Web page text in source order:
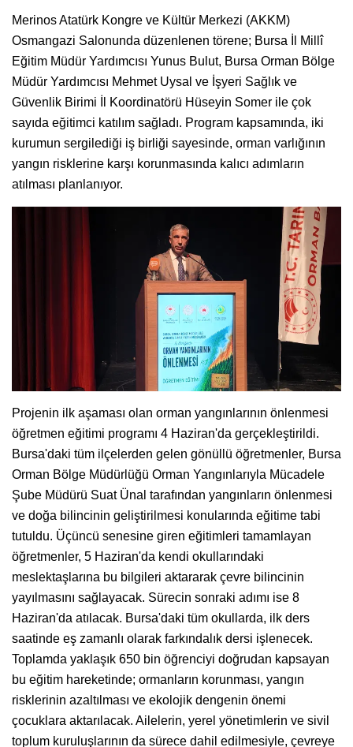
Merinos Atatürk Kongre ve Kültür Merkezi (AKKM)
Osmangazi Salonunda düzenlenen törene; Bursa İl Millî
Eğitim Müdür Yardımcısı Yunus Bulut, Bursa Orman Bölge
Müdür Yardımcısı Mehmet Uysal ve İşyeri Sağlık ve
Güvenlik Birimi İl Koordinatörü Hüseyin Somer ile çok
sayıda eğitimci katılım sağladı. Program kapsamında, iki
kurumun sergilediği iş birliği sayesinde, orman varlığının
yangın risklerine karşı korunmasında kalıcı adımların
atılması planlanıyor.
Projenin ilk aşaması olan orman yangınlarının önlenmesi
öğretmen eğitimi programı 4 Haziran'da gerçekleştirildi.
Bursa'daki tüm ilçelerden gelen gönüllü öğretmenler, Bursa
Orman Bölge Müdürlüğü Orman Yangınlarıyla Mücadele
Şube Müdürü Suat Ünal tarafından yangınların önlenmesi
ve doğa bilincinin geliştirilmesi konularında eğitime tabi
tutuldu. Üçüncü senesine giren eğitimleri tamamlayan
öğretmenler, 5 Haziran'da kendi okullarındaki
meslektaşlarına bu bilgileri aktararak çevre bilincinin
yayılmasını sağlayacak. Sürecin sonraki adımı ise 8
Haziran'da atılacak. Bursa'daki tüm okullarda, ilk ders
saatinde eş zamanlı olarak farkındalık dersi işlenecek.
Toplamda yaklaşık 650 bin öğrenciyi doğrudan kapsayan
bu eğitim hareketinde; ormanların korunması, yangın
risklerinin azaltılması ve ekolojik dengenin önemi
çocuklara aktarılacak. Ailelerin, yerel yönetimlerin ve sivil
toplum kuruluşlarının da sürece dahil edilmesiyle, çevreye